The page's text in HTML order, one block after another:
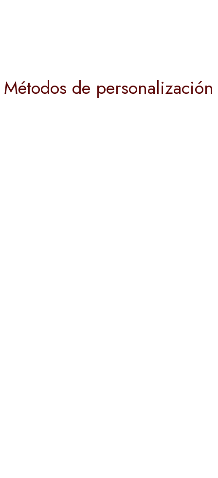
Métodos de personalización